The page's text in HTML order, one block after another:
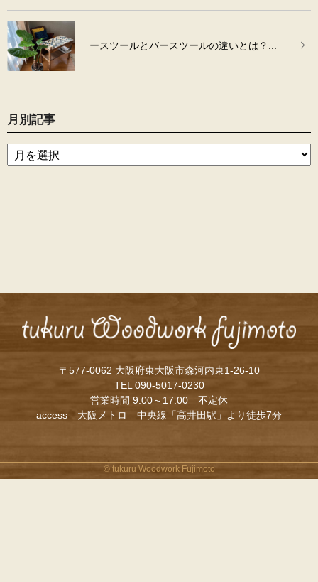
ースツールとバースツールの違いとは？...
月別記事
〒577-0062 大阪府東大阪市森河内東1-26-10
TEL 090-5017-0230
営業時間 9:00～17:00 不定休
access 大阪メトロ 中央線「高井田駅」より徒歩7分
© tukuru Woodwork Fujimoto